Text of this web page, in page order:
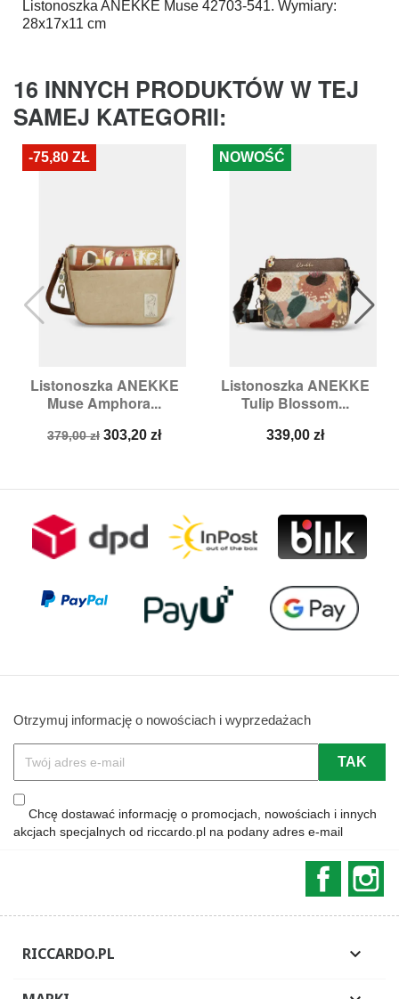
Listonoszka ANEKKE Muse 42703-541. Wymiary:
28x17x11 cm
16 INNYCH PRODUKTÓW W TEJ
SAMEJ KATEGORII:
Listonoszka ANEKKE
Muse Amphora...
Cena
379,00 zł Cena
303,20 zł
-75,80 ZŁ
Listonoszka ANEKKE
Tulip Blossom...
Cena
339,00 zł
NOWOŚĆ
Otrzymuj informację o nowościach i wyprzedażach
Chcę dostawać informację o promocjach, nowościach i innych
akcjach specjalnych od riccardo.pl na podany adres e-mail
RICCARDO.PL 